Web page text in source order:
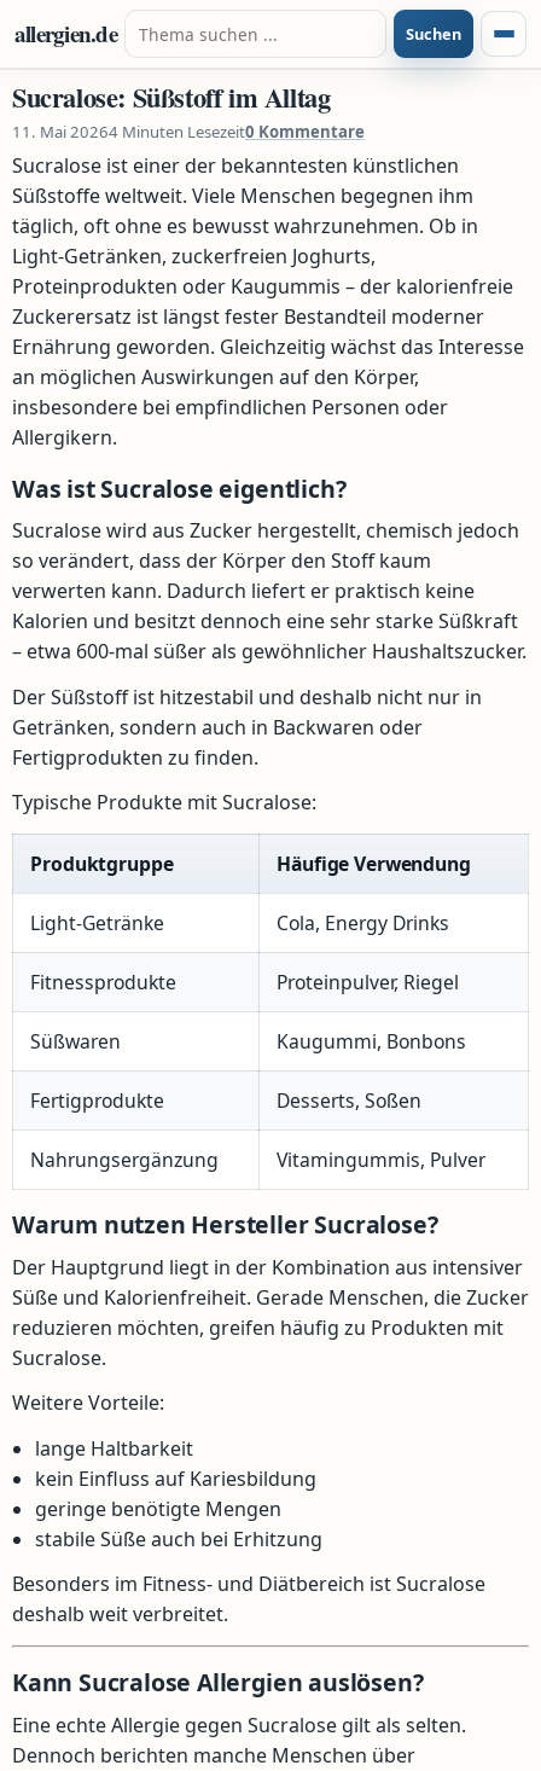
Zum Inhalt springen
allergien.de Suche nach: Suchen
Sucralose: Süßstoff im Alltag
11. Mai 20264 Minuten Lesezeit0 Kommentare
Sucralose ist einer der bekanntesten künstlichen
Süßstoffe weltweit. Viele Menschen begegnen ihm
täglich, oft ohne es bewusst wahrzunehmen. Ob in
Light-Getränken, zuckerfreien Joghurts,
Proteinprodukten oder Kaugummis – der kalorienfreie
Zuckerersatz ist längst fester Bestandteil moderner
Ernährung geworden. Gleichzeitig wächst das Interesse
an möglichen Auswirkungen auf den Körper,
insbesondere bei empfindlichen Personen oder
Allergikern.
Was ist Sucralose eigentlich?
Sucralose wird aus Zucker hergestellt, chemisch jedoch
so verändert, dass der Körper den Stoff kaum
verwerten kann. Dadurch liefert er praktisch keine
Kalorien und besitzt dennoch eine sehr starke Süßkraft
– etwa 600-mal süßer als gewöhnlicher Haushaltszucker.
Der Süßstoff ist hitzestabil und deshalb nicht nur in
Getränken, sondern auch in Backwaren oder
Fertigprodukten zu finden.
Typische Produkte mit Sucralose:
Produktgruppe Häufige Verwendung
Light-Getränke Cola, Energy Drinks
Fitnessprodukte Proteinpulver, Riegel
Süßwaren Kaugummi, Bonbons
Fertigprodukte Desserts, Soßen
Nahrungsergänzung Vitamingummis, Pulver
Warum nutzen Hersteller Sucralose?
Der Hauptgrund liegt in der Kombination aus intensiver
Süße und Kalorienfreiheit. Gerade Menschen, die Zucker
reduzieren möchten, greifen häufig zu Produkten mit
Sucralose.
Weitere Vorteile:
lange Haltbarkeit
kein Einfluss auf Kariesbildung
geringe benötigte Mengen
stabile Süße auch bei Erhitzung
Besonders im Fitness- und Diätbereich ist Sucralose
deshalb weit verbreitet.
Kann Sucralose Allergien auslösen?
Eine echte Allergie gegen Sucralose gilt als selten.
Dennoch berichten manche Menschen über